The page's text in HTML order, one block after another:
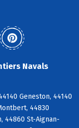
Navals
Geneston, 44140
44830
44860 St-Aignan-